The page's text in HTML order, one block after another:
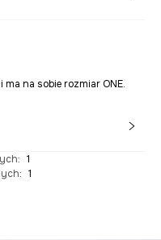
na sobie rozmiar ONE.
: 1
: 1